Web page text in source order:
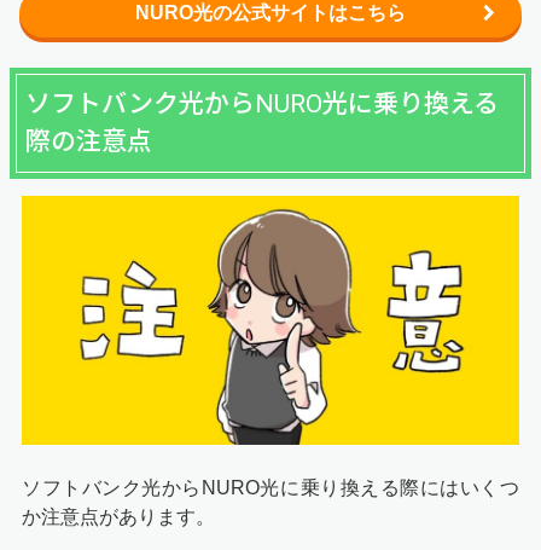
NURO光の公式サイトはこちら
ソフトバンク光からNURO光に乗り換える
際の注意点
ソフトバンク光からNURO光に乗り換える際にはいくつ
か注意点があります。